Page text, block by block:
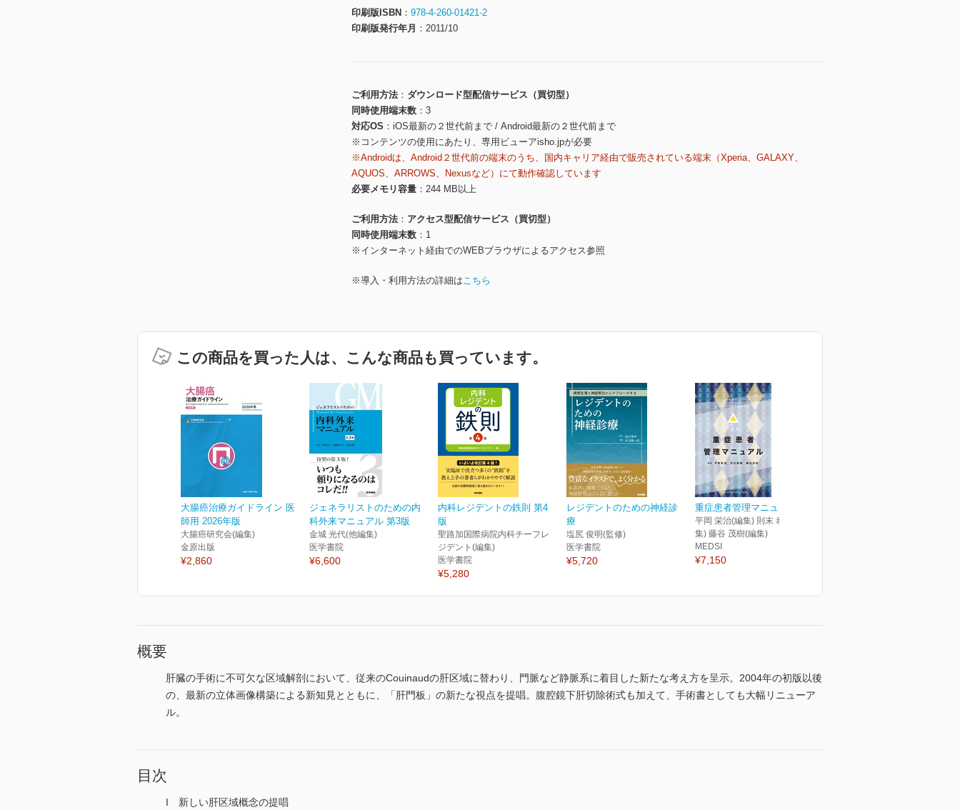
印刷版ISBN
978-4-260-01421-2
印刷版発行年月
2011/10
ご利用方法
ダウンロード型配信サービス（買切型）
同時使用端末数
3
対応OS
iOS最新の２世代前まで / Android最新の２世代前まで
※コンテンツの使用にあたり、専用ビューアisho.jpが必要
※Androidは、Android２世代前の端末のうち、国内キャリア経由で販売されている端末（Xperia、GALAXY、
AQUOS、ARROWS、Nexusなど）にて動作確認しています
必要メモリ容量
244 MB以上
ご利用方法
アクセス型配信サービス（買切型）
同時使用端末数
1
※インターネット経由でのWEBブラウザによるアクセス参照
※導入・利用方法の詳細はこちら
この商品を買った人は、こんな商品も買っています。
大腸癌治療ガイドライン 医
師用 2026年版
大腸癌研究会(編集)
金原出版
¥2,860
ジェネラリストのための内
科外来マニュアル 第3版
金城 光代(他編集)
医学書院
¥6,600
内科レジデントの鉄則 第4
版
聖路加国際病院内科チーフレ
ジデント(編集)
医学書院
¥5,280
レジデントのための神経診
療
塩尻 俊明(監修)
医学書院
¥5,720
重症患者管理マニュアル
平岡 栄治(編集) 則末 泰博(編
集) 藤谷 茂樹(編集)
MEDSI
¥7,150
概要
肝臓の手術に不可欠な区域解剖において、従来のCouinaudの肝区域に替わり、門脈など静脈系に着目した新たな考え方を呈示。2004年の初版以後
の、最新の立体画像構築による新知見とともに、「肝門板」の新たな視点を提唱。腹腔鏡下肝切除術式も加えて、手術書としても大幅リニューア
ル。
目次
I 新しい肝区域概念の提唱